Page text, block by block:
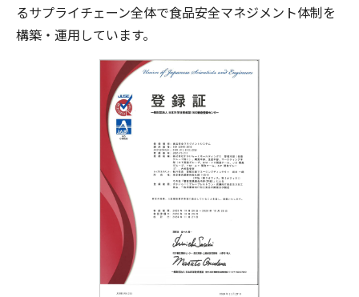
るサプライチェーン全体で食品安全マネジメント体制を
構築・運用しています。